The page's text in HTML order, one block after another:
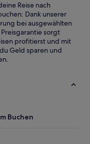
Reise nach
Dank unserer
bei ausgewählten
sorgt
profitierst und mit
Geld sparen und
Buchen